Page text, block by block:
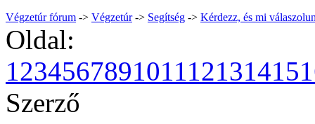
Végzetúr fórum -> Végzetúr-> Segítség -> Kérdezz, és mi
Oldal:
123456789101112131415
Szerző